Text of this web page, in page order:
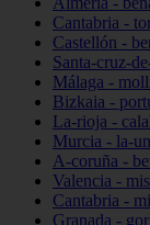
Cantabria -
Castellón -
Santa-cruz-
Málaga -
Bizkaia -
La-rioja -
Murcia - la-
A-coruña -
Valencia -
Cantabria -
Granada - gor